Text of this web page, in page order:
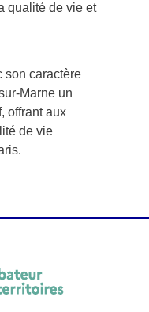
qualité de vie et
son caractère
Marne un
offrant aux
de vie